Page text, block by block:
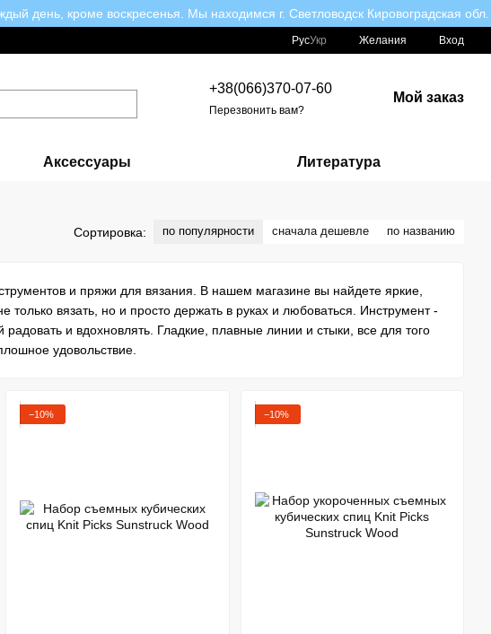
день, кроме воскресенья. Мы находимся г. Светловодск Кировоградская обл.
РусУкр Желания Вход
+38(066)370-07-60
Перезвонить вам?
Мой заказ
Аксессуары Литература
Сортировка: по популярности сначала дешевле по названию
и пряжи для вязания. В нашем магазине вы найдете яркие,
только вязать, но и просто держать в руках и любоваться. Инструмент -
радовать и вдохновлять. Гладкие, плавные линии и стыки, все для того
удовольствие.
−10% −10%